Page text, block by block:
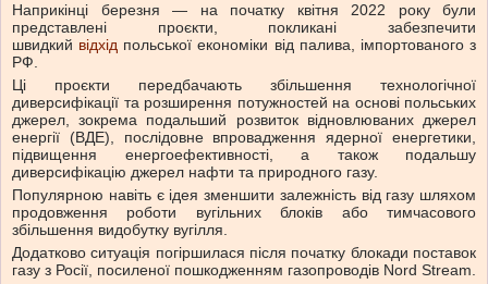
Наприкінці березня — на початку квітня 2022 року були
представлені проєкти, покликані забезпечити
швидкий відхід польської економіки від палива, імпортованого з
РФ.
Ці проєкти передбачають збільшення технологічної
диверсифікації та розширення потужностей на основі польських
джерел, зокрема подальший розвиток відновлюваних джерел
енергії (ВДЕ), послідовне впровадження ядерної енергетики,
підвищення енергоефективності, а також подальшу
диверсифікацію джерел нафти та природного газу.
Популярною навіть є ідея зменшити залежність від газу шляхом
продовження роботи вугільних блоків або тимчасового
збільшення видобутку вугілля.
Додатково ситуація погіршилася після початку блокади поставок
газу з Росії, посиленої пошкодженням газопроводів Nord Stream.